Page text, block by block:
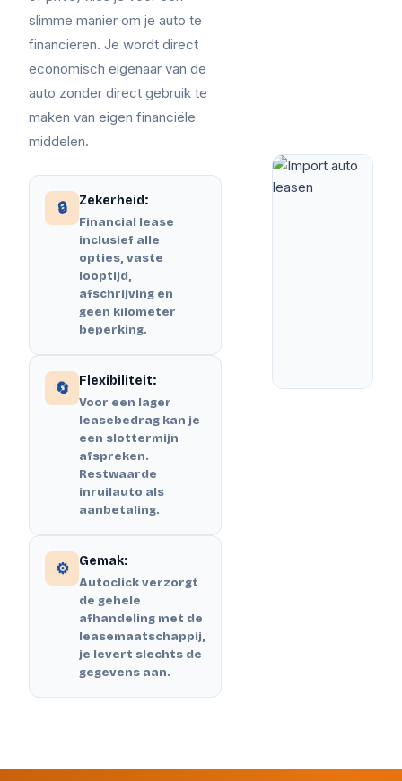
slimme manier om je auto te
financieren. Je wordt direct
economisch eigenaar van de
auto zonder direct gebruik te
maken van eigen financiële
middelen.
🔒 Zekerheid:
Financial lease
inclusief alle
opties, vaste
looptijd,
afschrijving en
geen kilometer
beperking.
🔄 Flexibiliteit:
Voor een lager
leasebedrag kan je
een slottermijn
afspreken.
Restwaarde
inruilauto als
aanbetaling.
⚙️ Gemak:
Autoclick verzorgt
de gehele
afhandeling met de
leasemaatschappij,
je levert slechts de
gegevens aan.